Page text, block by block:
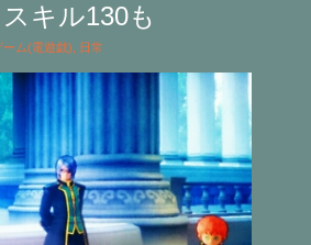
キル130も
ーム(電遊戯) 日常